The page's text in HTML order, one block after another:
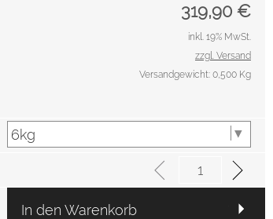
319,90 €
inkl. 19% MwSt.
zzgl. Versand
Versandgewicht: 0,500 Kg
In den Warenkorb